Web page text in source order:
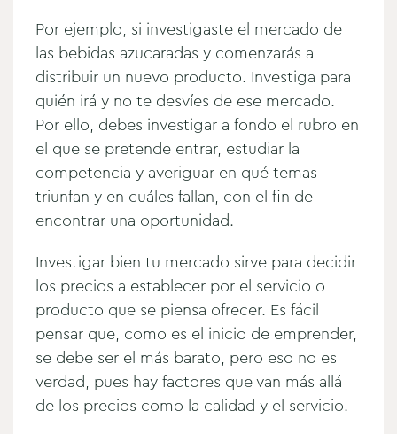
Por ejemplo, si investigaste el mercado de
las bebidas azucaradas y comenzarás a
distribuir un nuevo producto. Investiga para
quién irá y no te desvíes de ese mercado.
Por ello, debes investigar a fondo el rubro en
el que se pretende entrar, estudiar la
competencia y averiguar en qué temas
triunfan y en cuáles fallan, con el fin de
encontrar una oportunidad.
Investigar bien tu mercado sirve para decidir
los precios a establecer por el servicio o
producto que se piensa ofrecer. Es fácil
pensar que, como es el inicio de emprender,
se debe ser el más barato, pero eso no es
verdad, pues hay factores que van más allá
de los precios como la calidad y el servicio.